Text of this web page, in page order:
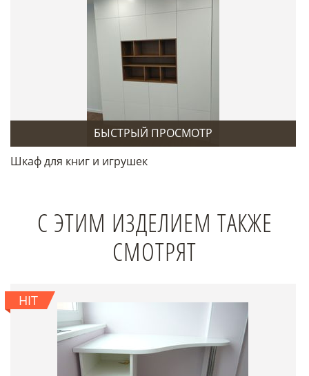
БЫСТРЫЙ ПРОСМОТР
Шкаф для книг и игрушек
С ЭТИМ ИЗДЕЛИЕМ ТАКЖЕ
СМОТРЯТ
HIT